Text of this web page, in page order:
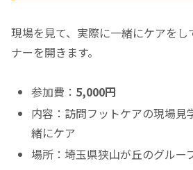
現場を見て、実際に一緒にケアをし
ナーを開きます。
参加費： 5,000円
内容：訪問フットケアの現場見
緒にケア
場所：埼玉県狭山が丘のグルー